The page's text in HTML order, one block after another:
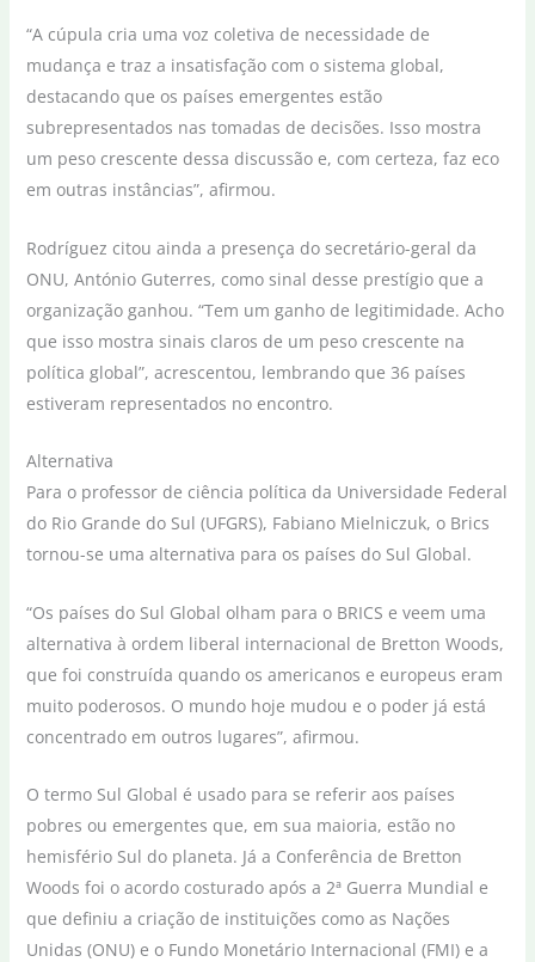
“A cúpula cria uma voz coletiva de necessidade de
mudança e traz a insatisfação com o sistema global,
destacando que os países emergentes estão
subrepresentados nas tomadas de decisões. Isso mostra
um peso crescente dessa discussão e, com certeza, faz eco
em outras instâncias”, afirmou.
Rodríguez citou ainda a presença do secretário-geral da
ONU, António Guterres, como sinal desse prestígio que a
organização ganhou. “Tem um ganho de legitimidade. Acho
que isso mostra sinais claros de um peso crescente na
política global”, acrescentou, lembrando que 36 países
estiveram representados no encontro.
Alternativa
Para o professor de ciência política da Universidade Federal
do Rio Grande do Sul (UFGRS), Fabiano Mielniczuk, o Brics
tornou-se uma alternativa para os países do Sul Global.
“Os países do Sul Global olham para o BRICS e veem uma
alternativa à ordem liberal internacional de Bretton Woods,
que foi construída quando os americanos e europeus eram
muito poderosos. O mundo hoje mudou e o poder já está
concentrado em outros lugares”, afirmou.
O termo Sul Global é usado para se referir aos países
pobres ou emergentes que, em sua maioria, estão no
hemisfério Sul do planeta. Já a Conferência de Bretton
Woods foi o acordo costurado após a 2ª Guerra Mundial e
que definiu a criação de instituições como as Nações
Unidas (ONU) e o Fundo Monetário Internacional (FMI) e a